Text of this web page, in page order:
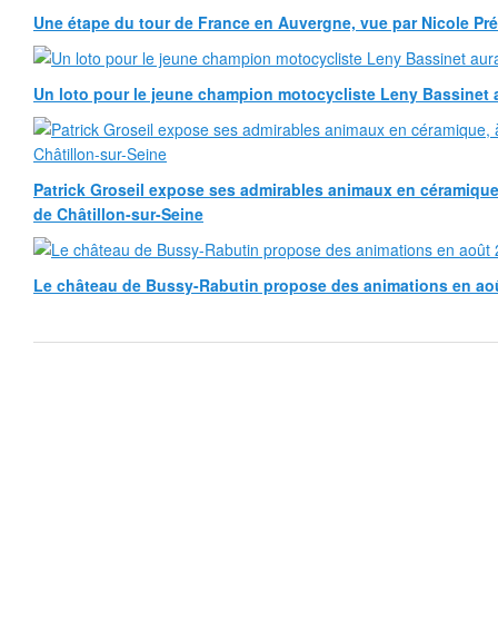
Une étape du tour de France en Auvergne, vue par Nicole
Un loto pour le jeune champion motocycliste Leny Bassinet
Patrick Groseil expose ses admirables animaux en
de Châtillon-sur-Seine
Le château de Bussy-Rabutin propose des animations en